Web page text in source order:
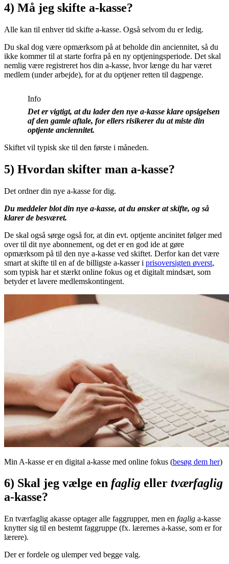
4) Må jeg skifte a-kasse?
Alle kan til enhver tid skifte a-kasse. Også selvom du er ledig.
Du skal dog være opmærksom på at beholde din anciennitet, så du
ikke kommer til at starte forfra på en ny optjeningsperiode. Det skal
nemlig være registreret hos din a-kasse, hvor længe du har været
medlem (under arbejde), for at du optjener retten til dagpenge.
Info
Det er vigtigt, at du lader den nye a-kasse klare opsigelsen
af den gamle aftale, for ellers risikerer du at miste din
optjente anciennitet.
Skiftet vil typisk ske til den første i måneden.
5) Hvordan skifter man a-kasse?
Det ordner din nye a-kasse for dig.
Du meddeler blot din nye a-kasse, at du ønsker at skifte, og så
klarer de besværet.
De skal også sørge også for, at din evt. optjente ancinitet følger med
over til dit nye abonnement, og det er en god ide at gøre
opmærksom på til den nye a-kasse ved skiftet. Derfor kan det være
smart at skifte til en af de billigste a-kasser i prisoversigten øverst,
som typisk har et stærkt online fokus og et digitalt mindsæt, som
betyder et lavere medlemskontingent.
Min A-kasse er en digital a-kasse med online fokus (besøg dem her)
6) Skal jeg vælge en faglig eller tværfaglig
a-kasse?
En tværfaglig akasse optager alle faggrupper, men en faglig a-kasse
knytter sig til en bestemt faggruppe (fx. lærernes a-kasse, som er for
lærere).
Der er fordele og ulemper ved begge valg.